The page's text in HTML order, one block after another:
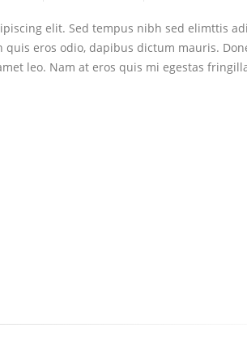
elit. Sed tempus nibh sed elimttis
eros odio, dapibus dictum mauris.
leo. Nam at eros quis mi egestas